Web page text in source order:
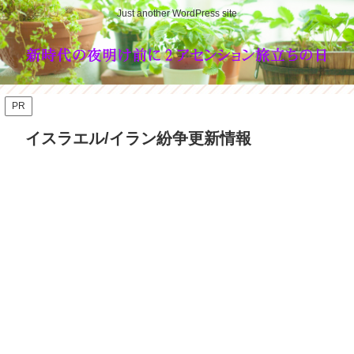
Just another WordPress site
PR
イスラエル/イラン紛争更新情報